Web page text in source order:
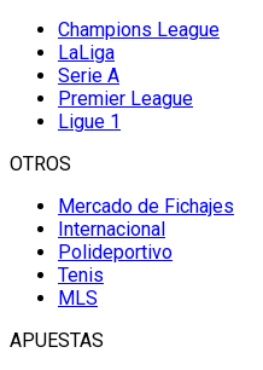
Champions League
LaLiga
Serie A
Premier League
Ligue 1
OTROS
Mercado de Fichajes
Internacional
Polideportivo
Tenis
MLS
APUESTAS